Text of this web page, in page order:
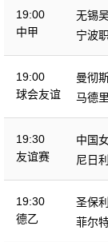
19:00
中甲
无锡
宁波
部
19:00
球会友谊
曼彻
马德
19:30
友谊赛
中国
尼日
19:30
德乙
圣保利
菲尔